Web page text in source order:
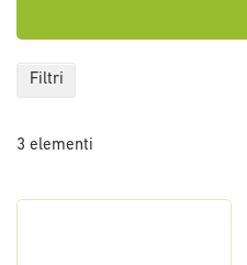
3 elementi
Filtri